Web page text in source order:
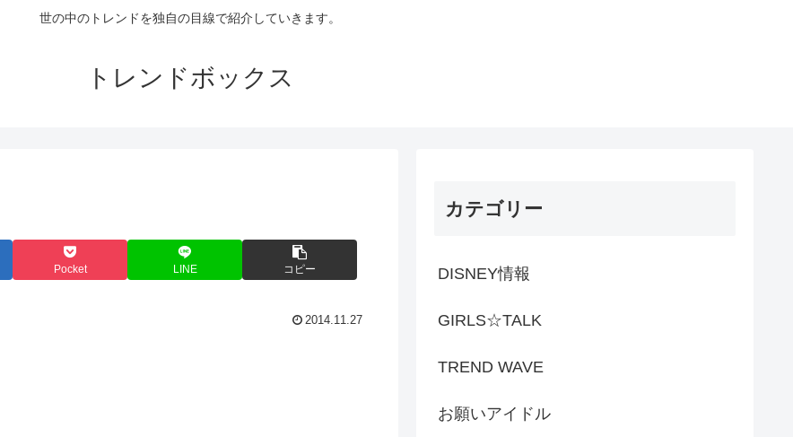
世の中のトレンドを独自の目線で紹介していきます。
トレンドボックス
Pocket LINE コピー
2014.11.27
カテゴリー
DISNEY情報
GIRLS☆TALK
TREND WAVE
お願いアイドル